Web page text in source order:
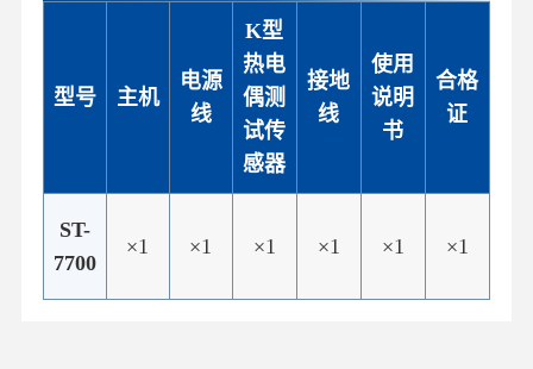
型号 主机
电源
线
K型
热电
偶测
试传
感器
接地
线
使用
说明
书
合格
证
ST-
7700
×1 ×1 ×1 ×1 ×1 ×1